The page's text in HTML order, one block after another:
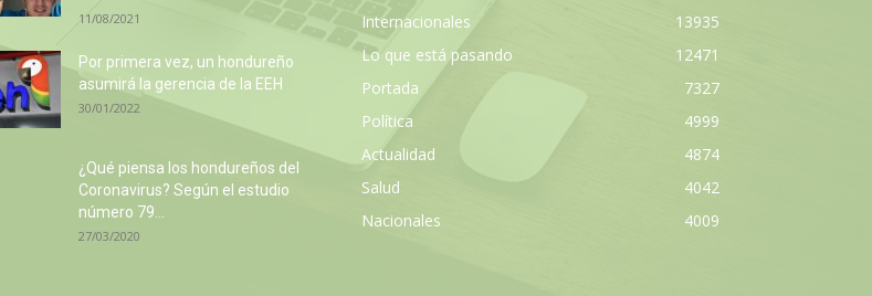
11/08/2021
Por primera vez, un hondureño
asumirá la gerencia de la EEH
30/01/2022
¿Qué piensa los hondureños del
Coronavirus? Según el estudio
número 79...
27/03/2020
Internacionales
13935
Lo que está pasando
12471
Portada
7327
Política
4999
Actualidad
4874
Salud
4042
Nacionales
4009